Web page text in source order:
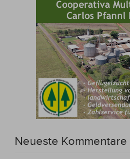
Neueste Kommentare